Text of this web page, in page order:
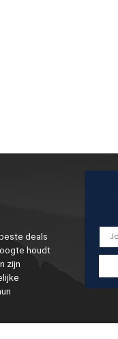
deals
houdt
zijn